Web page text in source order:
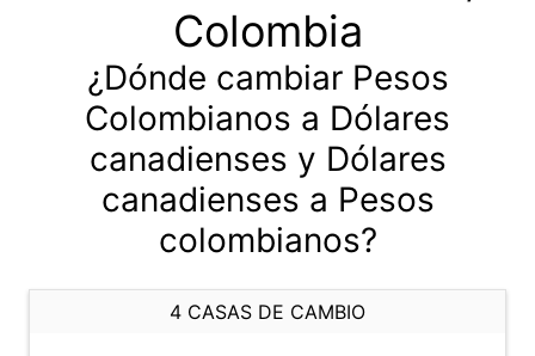
Colombia
¿Dónde cambiar Pesos
Colombianos a Dólares
canadienses y Dólares
canadienses a Pesos
colombianos?
4 CASAS DE CAMBIO